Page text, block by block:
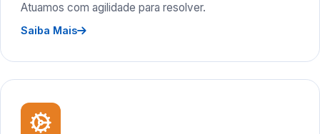
Atuamos com agilidade para resolver.
Saiba Mais